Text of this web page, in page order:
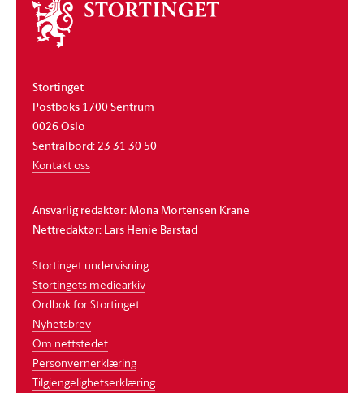
Om
stortinget
Stortinget
Postboks 1700 Sentrum
0026 Oslo
Sentralbord: 23 31 30 50
Kontakt oss
Ansvarlig redaktør: Mona Mortensen Krane
Nettredaktør: Lars Henie Barstad
Stortinget undervisning
Stortingets mediearkiv
Ordbok for Stortinget
Nyhetsbrev
Om nettstedet
Personvernerklæring
Tilgjengelighetserklæring